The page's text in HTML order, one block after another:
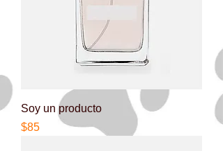
Soy un producto
Precio
$85